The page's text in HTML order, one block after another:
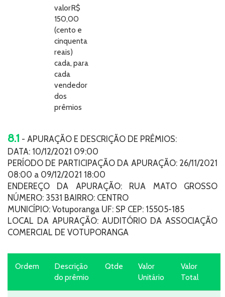
valorR$
150,00
(cento e
cinquenta
reais)
cada, para
cada
vendedor
dos
prêmios
8.1 - APURAÇÃO E DESCRIÇÃO DE PRÊMIOS:
DATA: 10/12/2021 09:00
PERÍODO DE PARTICIPAÇÃO DA APURAÇÃO: 26/11/2021
08:00 a 09/12/2021 18:00
ENDEREÇO DA APURAÇÃO: RUA MATO GROSSO
NÚMERO: 3531 BAIRRO: CENTRO
MUNICÍPIO: Votuporanga UF: SP CEP: 15505-185
LOCAL DA APURAÇÃO: AUDITÓRIO DA ASSOCIAÇÃO
COMERCIAL DE VOTUPORANGA
Ordem
Descrição
do prêmio
Qtde
Valor
Unitário
Valor
Total